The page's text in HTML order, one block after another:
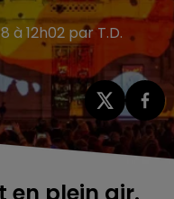
à 12h02 par T.D.
en plein air.